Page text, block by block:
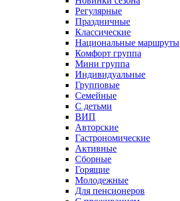
Регулярные
Праздничные
Классические
Национальные маршруты
Комфорт группа
Мини группа
Индивидуальные
Групповые
Семейные
С детьми
ВИП
Авторские
Гастрономические
Активные
Сборные
Горящие
Молодежные
Для пенсионеров